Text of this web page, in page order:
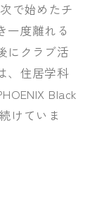
で始めたチ
一度離れる
にクラブ活
、住居学科
Black
けていま